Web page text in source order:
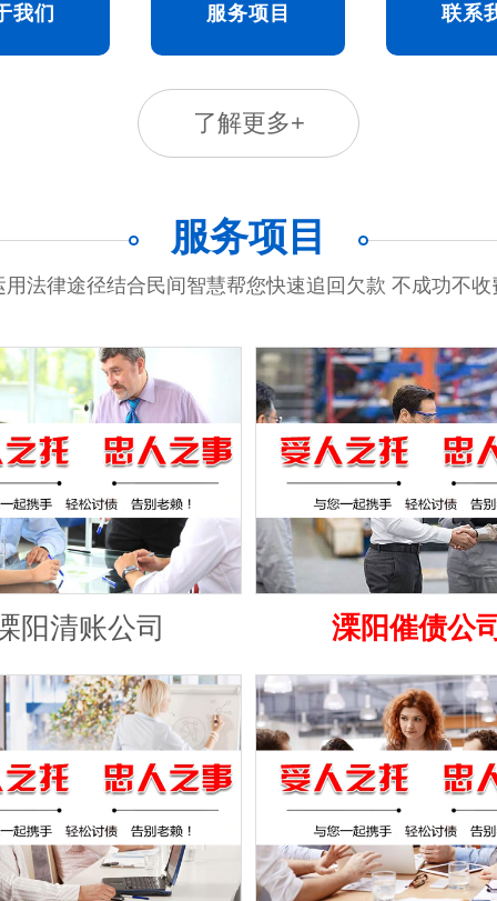
我们 服务项目 联系
了解更多+
服务项目
用法律途径结合民间智慧帮您快速追回欠款 不成功不收
阳清账公司 溧阳催债公